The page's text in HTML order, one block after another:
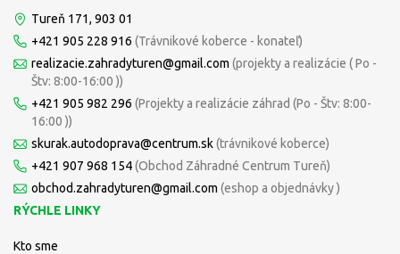
Tureň 171, 903 01
+421 905 228 916 (Trávnikové koberce - konateľ)
realizacie.zahradyturen@gmail.com (projekty a realizácie ( Po -
Štv: 8:00-16:00 ))
+421 905 982 296 (Projekty a realizácie záhrad (Po - Štv: 8:00-
16:00 ))
skurak.autodoprava@centrum.sk(trávnikové koberce)
+421 907 968 154(Obchod Záhradné Centrum Tureň)
obchod.zahradyturen@gmail.com (eshop a objednávky )
RÝCHLE LINKY
Kto sme